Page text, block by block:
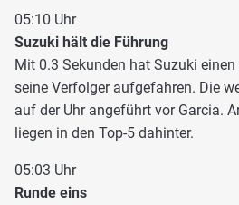
05:10 Uhr
Suzuki hält die Führung
Mit 0.3 Sekunden hat Suzuki
seine Verfolger aufgefahren. Die
auf der Uhr angeführt vor Garcia.
liegen in den Top-5 dahinter.
05:03 Uhr
Runde eins